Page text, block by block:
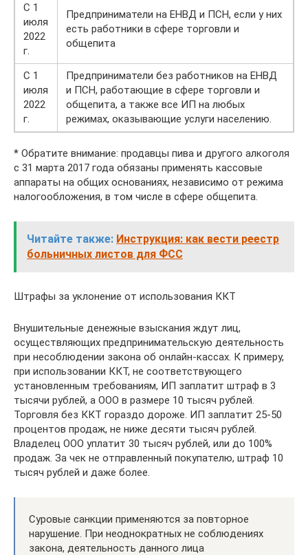
С 1
июля
2022
г.
Предприниматели на ЕНВД и ПСН, если у них
есть работники в сфере торговли и
общепита
С 1
июля
2022
г.
Предприниматели без работников на ЕНВД
и ПСН, работающие в сфере торговли и
общепита, а также все ИП на любых
режимах, оказывающие услуги населению.
* Обратите внимание: продавцы пива и другого алкоголя
с 31 марта 2017 года обязаны применять кассовые
аппараты на общих основаниях, независимо от режима
налогообложения, в том числе в сфере общепита.
Читайте также: Инструкция: как вести реестр
больничных листов для ФСС
Штрафы за уклонение от использования ККТ
Внушительные денежные взыскания ждут лиц,
осуществляющих предпринимательскую деятельность
при несоблюдении закона об онлайн-кассах. К примеру,
при использовании ККТ, не соответствующего
установленным требованиям, ИП заплатит штраф в 3
тысячи рублей, а ООО в размере 10 тысяч рублей.
Торговля без ККТ гораздо дороже. ИП заплатит 25-50
процентов продаж, не ниже десяти тысяч рублей.
Владелец ООО уплатит 30 тысяч рублей, или до 100%
продаж. За чек не отправленный покупателю, штраф 10
тысяч рублей и даже более.
Суровые санкции применяются за повторное
нарушение. При неоднократных не соблюдениях
закона, деятельность данного лица